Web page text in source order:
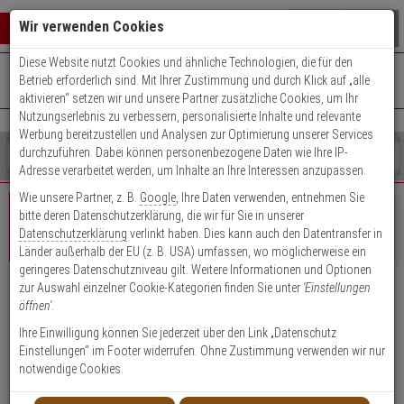
Warenkorb schließen
0 ARTIKEL IM WARENKORB
Ihr Warenkorb ist momentan leer.
Ergebnisse ()
Fertig
Shop
durchsuchen
Bitte
geben
Sie
mindestens
Zeichen
ein,
um
Suche
Es
wurde
noch
Kategorien
Suche
gestartet
+49 (0)821 899 493-0Mo. - Do.: 8:00 - 16:30 | Fr.: 8:00 - 14:00 Uhr
Kontaktservice nutzen
Geschäftskunde Privatkunde Login
Vorteile für Geschäftskunden, Händler &
Attraktive Einkaufspreise, Rabatte und Zahlungskonditionen
Kauf auf Rechnung (nach positiver Bonitätsauskunft)
Persönliche Ansprechpartner durch Key Account Manager/Techniker
Wir verwenden Cookies
Diese Website nutzt Cookies und ähnliche Technologien, die für den
Betrieb erforderlich sind. Mit Ihrer Zustimmung und durch Klick auf „alle
aktivieren“ setzen wir und unsere Partner zusätzliche Cookies, um Ihr
Nutzungserlebnis zu verbessern, personalisierte Inhalte und relevante
Werbung bereitzustellen und Analysen zur Optimierung unserer Services
durchzuführen. Dabei können personenbezogene Daten wie Ihre IP-
Adresse verarbeitet werden, um Inhalte an Ihre Interessen anzupassen.
Wie unsere Partner, z. B. Google , Ihre Daten verwenden, entnehmen Sie
bitte deren Datenschutzerklärung, die wir für Sie in unserer
Datenschutzerklärung verlinkt haben. Dies kann auch den Datentransfer in
Länder außerhalb der EU (z. B. USA) umfassen, wo möglicherweise ein
geringeres Datenschutzniveau gilt. Weitere Informationen und Optionen
zur Auswahl einzelner Cookie-Kategorien finden Sie unter 'Einstellungen
öffnen'.
Ihre Einwilligung können Sie jederzeit über den Link „Datenschutz
Einstellungen“ im Footer widerrufen. Ohne Zustimmung verwenden wir nur
notwendige Cookies.